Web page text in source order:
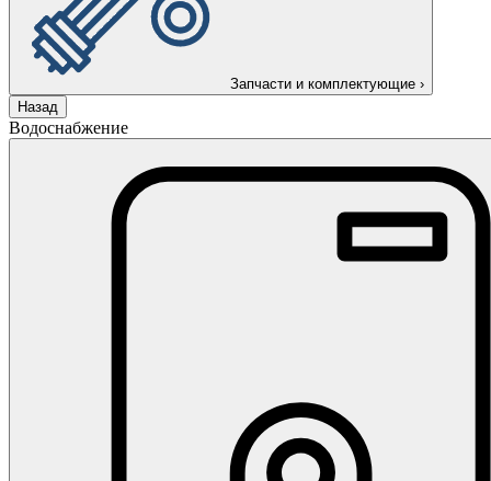
Запчасти и комплектующие ›
Назад
Водоснабжение